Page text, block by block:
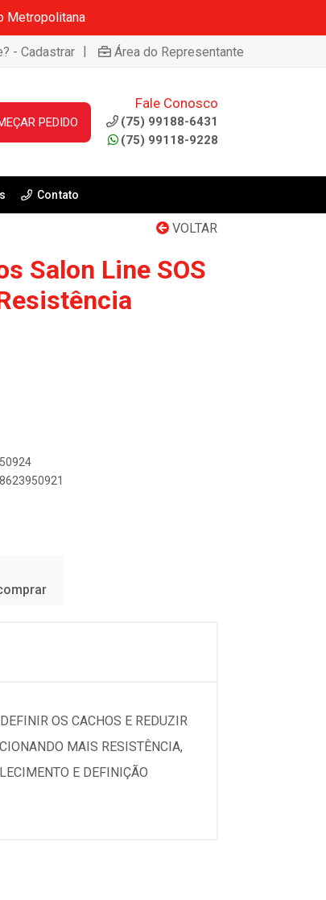
Metropolitana
- Cadastrar | Área do Representante
PEDIDO
Fale Conosco
(75) 99188-6431
(75) 99118-9228
Contato
VOLTAR
Salon Line SOS
OS CACHOS E REDUZIR
MAIS RESISTÊNCIA,
E DEFINIÇÃO